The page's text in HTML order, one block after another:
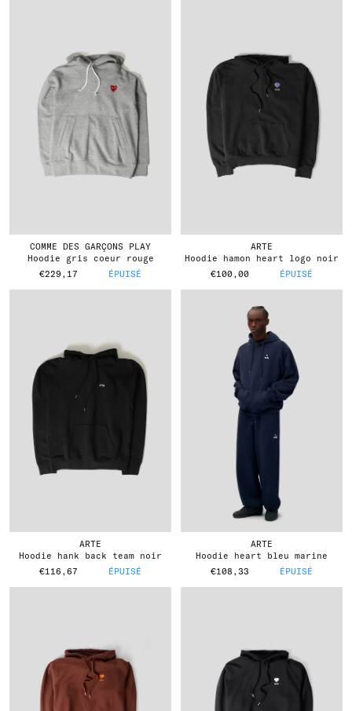
COMME DES GARÇONS PLAY
hoodie gris coeur rouge
€229,17
ÉPUISÉ
ARTE
hoodie hamon heart logo noir
€100,00
ÉPUISÉ
ARTE
hoodie hank back team noir
€116,67
ÉPUISÉ
ARTE
hoodie heart bleu marine
€108,33
ÉPUISÉ